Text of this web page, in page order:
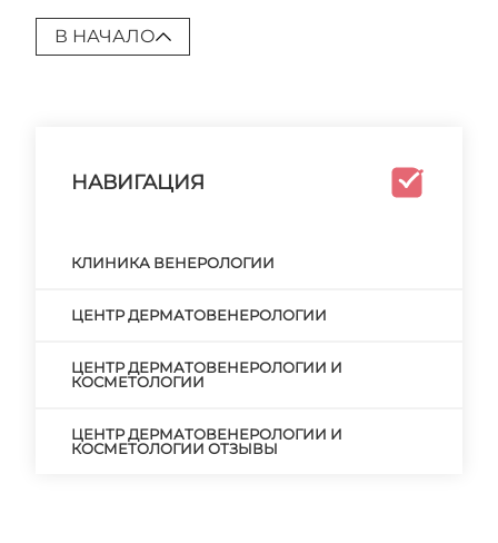
В НАЧАЛО
НАВИГАЦИЯ
КЛИНИКА ВЕНЕРОЛОГИИ
ЦЕНТР ДЕРМАТОВЕНЕРОЛОГИИ
ЦЕНТР ДЕРМАТОВЕНЕРОЛОГИИ И
КОСМЕТОЛОГИИ
ЦЕНТР ДЕРМАТОВЕНЕРОЛОГИИ И
КОСМЕТОЛОГИИ ОТЗЫВЫ